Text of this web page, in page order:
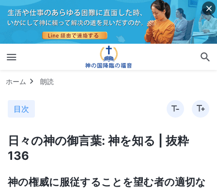
ホーム 朗読
目次
日々の神の御言葉: 神を知る | 抜粋
136
神の権威に服従することを望む者の適切な